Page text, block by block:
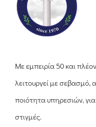
Με εμπειρία 50 και
λειτουργεί με σεβασμό,
ποιότητα υπηρεσιών,
στιγμές.